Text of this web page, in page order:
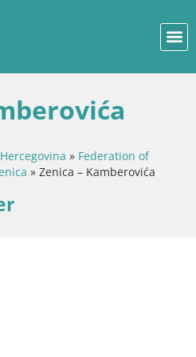
» Federation of
» Zenica – Kamberovića